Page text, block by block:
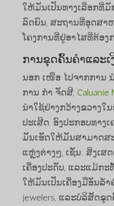
ໃຫ້ມັນເປັນທາງເລືອກທີ່
ລົດຍົນ, ສະຖານທີ່ອຸດສາ
ໂຄງການທີ່ຢູ່ອາໄສທີ່ຕ້ອງ
ການ​ຂຸດ​ຄົ້ນ​ຄໍາ​ແລະ​ເ
ນອກ ເໜືອ ໄປຈາກການ
ການ ກຳ ຈັດສີ, Caluanie
ນໍາໃຊ້ຢ່າງກວ້າງຂວາງ
ປະເສີດ. ອົງປະກອບທາງ
ມັນເຮັດໃຫ້ມັນສາມາດສ
ແຫຼ່ງຕ່າງໆ, ເຊັ່ນ: ສິ່ງເສ
ເຄື່ອງປະດັບ, ແລະແມ້ກ
ໃຫ້ມັນເປັນເຄື່ອງມືອັນລ້ໍາ
jewelers, ແລະບໍລິສັດຂຸ